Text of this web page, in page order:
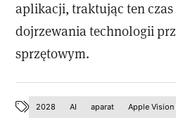
aplikacji, traktując ten czas
dojrzewania technologii
sprzętowym.
2028 AI aparat Apple Vision